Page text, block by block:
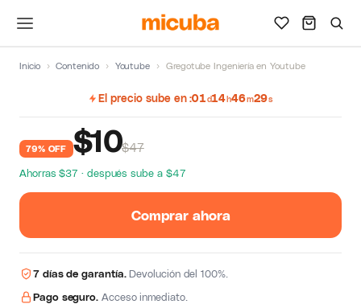
Inicio › Contenido › Youtube › Gregotube Ingeniería en Youtube
El precio sube en 01d14h46m28s
79% OFF $10$47
Ahorras $37 · después sube a $47
Comprar ahora
7 días de garantía.Devolución del 100%.
Pago seguro. Acceso inmediato.